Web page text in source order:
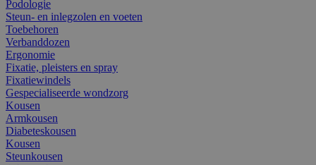
Podologie
Steun- en inlegzolen en voeten
Toebehoren
Verbanddozen
Ergonomie
Fixatie, pleisters en spray
Fixatiewindels
Gespecialiseerde wondzorg
Kousen
Armkousen
Diabeteskousen
Kousen
Steunkousen